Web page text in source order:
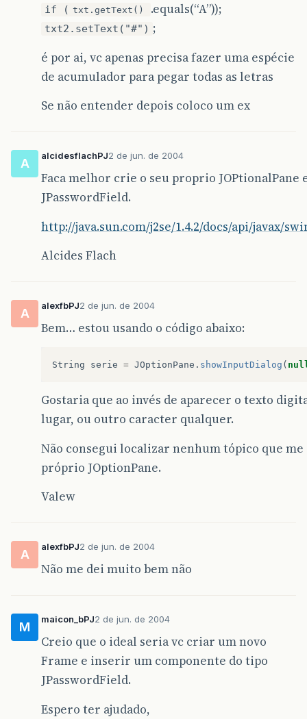
if ( txt.getText() .equals(“A”));
txt2.setText("#") ;
é por ai, vc apenas precisa fazer uma espécie
de acumulador para pegar todas as letras
Se não entender depois coloco um ex
A
alcidesflachPJ2 de jun. de 2004
Faca melhor crie o seu proprio JOPtionalPane
JPasswordField.
http://java.sun.com/j2se/1.4.2/docs/api/javax/
Alcides Flach
A
alexfbPJ2 de jun. de 2004
Bem… estou usando o código abaixo:
String serie = JOptionPane . showInputDialog (
Gostaria que ao invés de aparecer o texto
lugar, ou outro caracter qualquer.
Não consegui localizar nenhum tópico que
próprio JOptionPane.
Valew
A
alexfbPJ2 de jun. de 2004
Não me dei muito bem não
M
maicon_bPJ2 de jun. de 2004
Creio que o ideal seria vc criar um novo
Frame e inserir um componente do tipo
JPasswordField.
Espero ter ajudado,